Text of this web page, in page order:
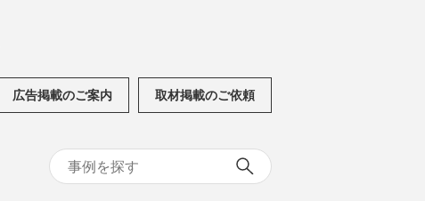
広告掲載のご案内 取材掲載のご依頼